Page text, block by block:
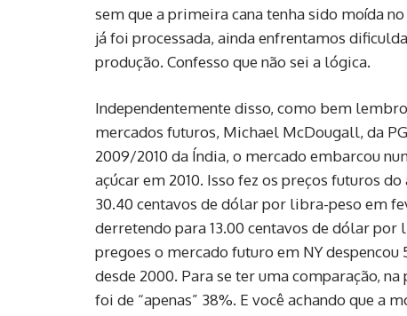
sem que a primeira cana tenha sido moída
já foi processada, ainda enfrentamos
produção. Confesso que não sei a lógica.
Independentemente disso, como bem
mercados futuros, Michael McDougall, da
2009/2010 da Índia, o mercado embarcou
açúcar em 2010. Isso fez os preços futuros
30.40 centavos de dólar por libra-peso em
derretendo para 13.00 centavos de dólar
pregoes o mercado futuro em NY
desde 2000. Para se ter uma comparação,
foi de “apenas” 38%. E você achando que a